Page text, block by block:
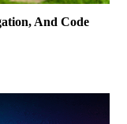
And Code